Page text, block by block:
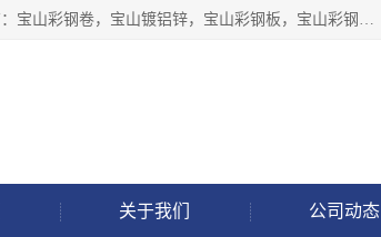
上海轩本实业有限公司于2017年注册地位于上海市宝山区，主要经营产品有：宝山彩钢卷，宝山镀铝锌，宝山彩钢板，宝山彩钢瓦等产品的生产和销售。
关于我们 公司动态